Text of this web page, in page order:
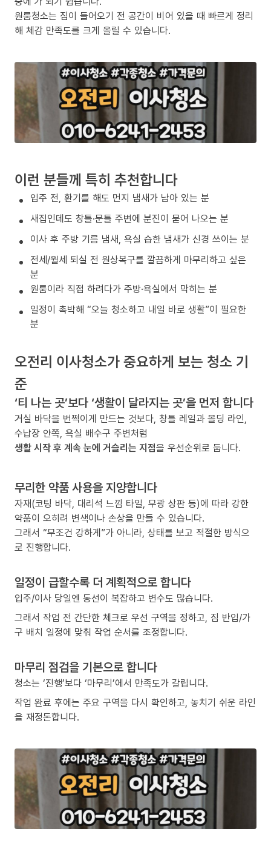
원룸청소는 짐이 들어오기 전 공간이 비어 있을 때 빠르게 정리
해 체감 만족도를 크게 올릴 수 있습니다.
이런 분들께 특히 추천합니다
입주 전, 환기를 해도 먼지 냄새가 남아 있는 분
새집인데도 창틀·문틀 주변에 분진이 묻어 나오는 분
이사 후 주방 기름 냄새, 욕실 습한 냄새가 신경 쓰이는 분
전세/월세 퇴실 전 원상복구를 깔끔하게 마무리하고 싶은
분
원룸이라 직접 하려다가 주방·욕실에서 막히는 분
일정이 촉박해 “오늘 청소하고 내일 바로 생활”이 필요한
분
오전리 이사청소가 중요하게 보는 청소 기
준
‘티 나는 곳’보다 ‘생활이 달라지는 곳’을 먼저 합니다
거실 바닥을 번쩍이게 만드는 것보다, 창틀 레일과 몰딩 라인,
수납장 안쪽, 욕실 배수구 주변처럼
생활 시작 후 계속 눈에 거슬리는 지점을 우선순위로 둡니다.
무리한 약품 사용을 지양합니다
자재(코팅 바닥, 대리석 느낌 타일, 무광 상판 등)에 따라 강한
약품이 오히려 변색이나 손상을 만들 수 있습니다.
그래서 “무조건 강하게”가 아니라, 상태를 보고 적절한 방식으
로 진행합니다.
일정이 급할수록 더 계획적으로 합니다
입주/이사 당일엔 동선이 복잡하고 변수도 많습니다.
그래서 작업 전 간단한 체크로 우선 구역을 정하고, 짐 반입/가
구 배치 일정에 맞춰 작업 순서를 조정합니다.
마무리 점검을 기본으로 합니다
청소는 ‘진행’보다 ‘마무리’에서 만족도가 갈립니다.
작업 완료 후에는 주요 구역을 다시 확인하고, 놓치기 쉬운 라인
을 재정돈합니다.